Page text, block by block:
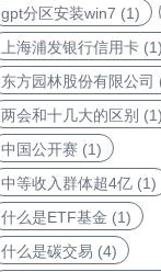
gpt分区安装win7 (1)
上海浦发银行信用卡(1)
东方园林股份有限公司
两会和十几大的区别 (1)
中国公开赛(1)
中等收入群体超4亿(1)
什么是ETF基金 (1)
什么是碳交易 (4)